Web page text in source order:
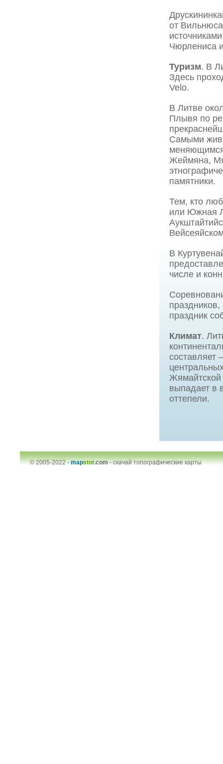
от
Чюрлениса
Туризм. В
Здесь
Velo.
В Литве
Плывя по
Самыми
Жеймяна,
памятники.
Тем, кто
или Южная
В
числе и
праздник
Климат.
составляет
Жямайтской
выпадает в
оттепели.
© 2005-2022 -mapstor.com-скачай топографические карты